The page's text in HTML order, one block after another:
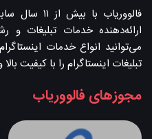
فالووریاب
ارائه‌دهنده خدمات تبلیغات و
می‌توانید انواع خدمات
تبلیغات اینستاگرام را با کیفیت بالا و پشتیبانی ۲۴
مجوزهای فالووریاب